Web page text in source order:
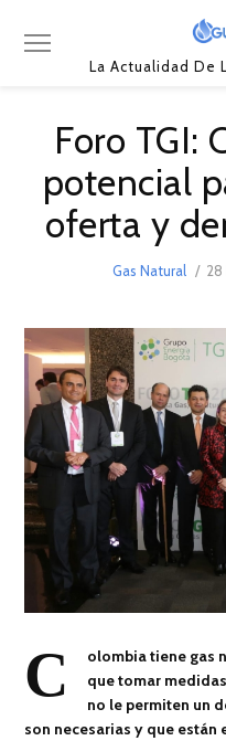
La Actualidad De
Foro TGI:
potencial
oferta y
Gas Natural 28
C
olombia tiene gas
que tomar
no le permiten un
son necesarias y que